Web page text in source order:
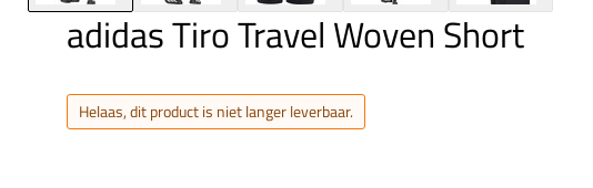
adidas Tiro Travel Woven Short
Helaas, dit product is niet langer leverbaar.